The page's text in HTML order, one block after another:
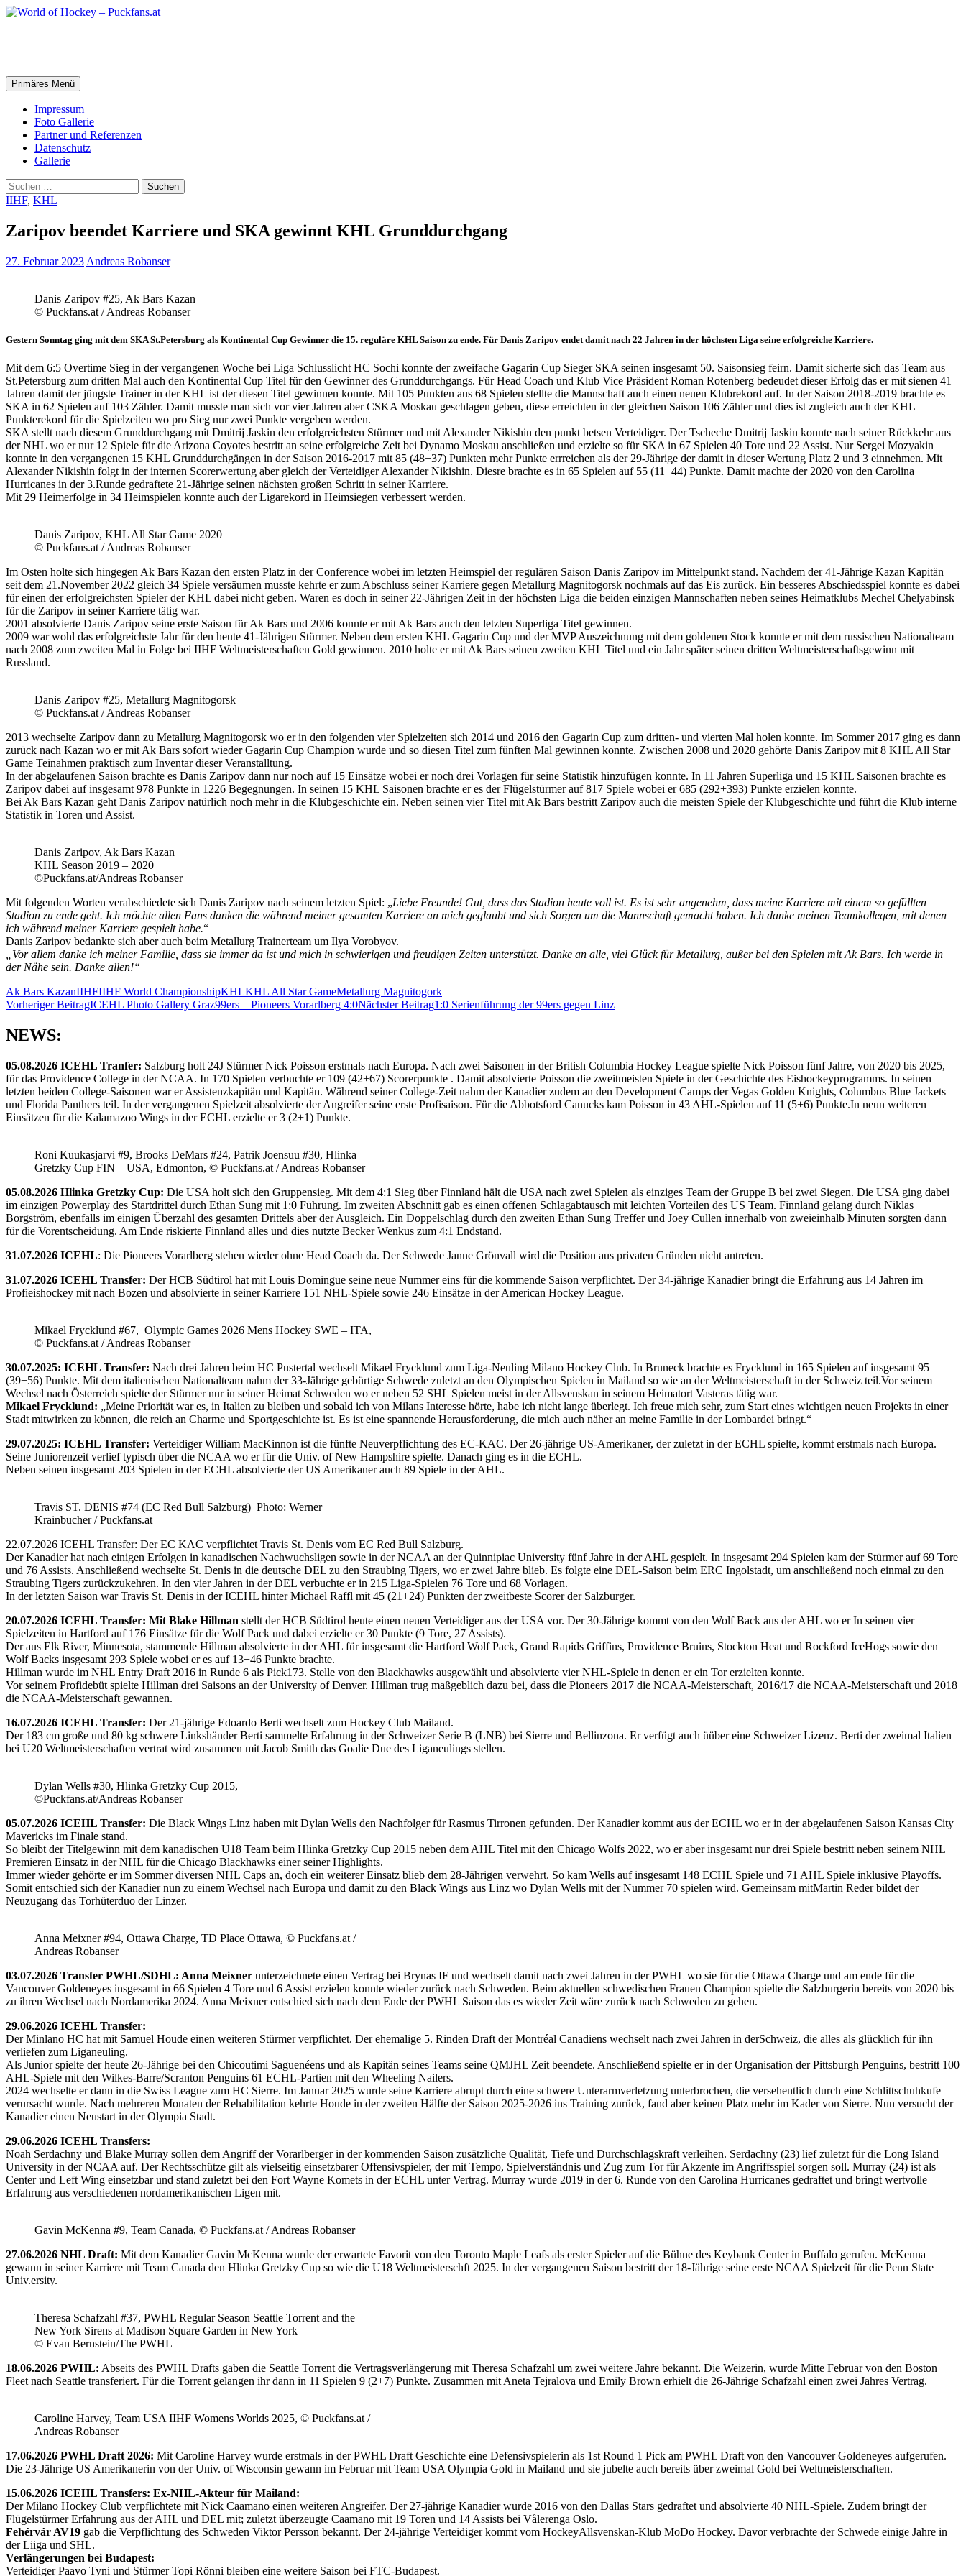
Zum
Suchen
Primäres Menü
Impressum
Foto Gallerie
Partner und Referenzen
Datenschutz
Gallerie
Suchen
nach:
IIHF, KHL
Zaripov beendet Karriere und SKA gewinnt KHL Grunddurchgang
27. Februar 2023 Andreas Robanser
Danis Zaripov #25, Ak Bars Kazan
© Puckfans.at / Andreas Robanser
Gestern Sonntag ging mit dem SKA St.Petersburg als Kontinental Cup Gewinner die 15. reguläre KHL Saison zu ende. Für Danis Zaripov endet damit nach 22 Jahren in der höchsten Liga seine erfolgreiche Karriere.
Mit dem 6:5 Overtime Sieg in der vergangenen Woche bei Liga Schlusslicht HC Sochi konnte der zweifache Gagarin Cup Sieger SKA seinen insgesamt 50. Saisonsieg feirn. Damit sicherte sich das Team aus
St.Petersburg zum dritten Mal auch den Kontinental Cup Titel für den Gewinner des Grunddurchgangs. Für Head Coach und Klub Vice Präsident Roman Rotenberg bedeudet dieser Erfolg das er mit sienen 41
Jahren damit der jüngste Trainer in der KHL ist der diesen Titel gewinnen konnte. Mit 105 Punkten aus 68 Spielen stellte die Mannschaft auch einen neuen Klubrekord auf. In der Saison 2018-2019 brachte es
SKA in 62 Spielen auf 103 Zähler. Damit musste man sich vor vier Jahren aber CSKA Moskau geschlagen geben, diese erreichten in der gleichen Saison 106 Zähler und dies ist zugleich auch der KHL
Punkterekord für die Spielzeiten wo pro Sieg nur zwei Punkte vergeben werden.
SKA stellt nach diesem Grunddurchgang mit Dmitrij Jaskin den erfolgreichsten Stürmer und mit Alexander Nikishin den punkt betsen Verteidiger. Der Tscheche Dmitrij Jaskin konnte nach seiner Rückkehr aus
der NHL wo er nur 12 Spiele für die Arizona Coyotes bestritt an seine erfolgreiche Zeit bei Dynamo Moskau anschließen und erzielte so für SKA in 67 Spielen 40 Tore und 22 Assist. Nur Sergei Mozyakin
konnte in den vergangenen 15 KHL Grunddurchgängen in der Saison 2016-2017 mit 85 (48+37) Punkten mehr Punkte errreichen als der 29-Jährige der damit in dieser Wertung Platz 2 und 3 einnehmen. Mit
Alexander Nikishin folgt in der internen Scorerwertung aber gleich der Verteidiger Alexander Nikishin. Diesre brachte es in 65 Spielen auf 55 (11+44) Punkte. Damit machte der 2020 von den Carolina
Hurricanes in der 3.Runde gedraftete 21-Jährige seinen nächsten großen Schritt in seiner Karriere.
Mit 29 Heimerfolge in 34 Heimspielen konnte auch der Ligarekord in Heimsiegen verbessert werden.
Danis Zaripov, KHL All Star Game 2020
© Puckfans.at / Andreas Robanser
Im Osten holte sich hingegen Ak Bars Kazan den ersten Platz in der Conference wobei im letzten Heimspiel der regulären Saison Danis Zaripov im Mittelpunkt stand. Nachdem der 41-Jährige Kazan Kapitän
seit dem 21.November 2022 gleich 34 Spiele versäumen musste kehrte er zum Abschluss seiner Karriere gegen Metallurg Magnitogorsk nochmals auf das Eis zurück. Ein besseres Abschiedsspiel konnte es dabei
für einen der erfolgreichsten Spieler der KHL dabei nicht geben. Waren es doch in seiner 22-Jährigen Zeit in der höchsten Liga die beiden einzigen Mannschaften neben seines Heimatklubs Mechel Chelyabinsk
für die Zaripov in seiner Karriere tätig war.
2001 absolvierte Danis Zaripov seine erste Saison für Ak Bars und 2006 konnte er mit Ak Bars auch den letzten Superliga Titel gewinnen.
2009 war wohl das erfolgreichste Jahr für den heute 41-Jährigen Stürmer. Neben dem ersten KHL Gagarin Cup und der MVP Auszeichnung mit dem goldenen Stock konnte er mit dem russischen Nationalteam
nach 2008 zum zweiten Mal in Folge bei IIHF Weltmeisterschaften Gold gewinnen. 2010 holte er mit Ak Bars seinen zweiten KHL Titel und ein Jahr später seinen dritten Weltmeisterschaftsgewinn mit
Russland.
Danis Zaripov #25, Metallurg Magnitogorsk
© Puckfans.at / Andreas Robanser
2013 wechselte Zaripov dann zu Metallurg Magnitogorsk wo er in den folgenden vier Spielzeiten sich 2014 und 2016 den Gagarin Cup zum dritten- und vierten Mal holen konnte. Im Sommer 2017 ging es dann
zurück nach Kazan wo er mit Ak Bars sofort wieder Gagarin Cup Champion wurde und so diesen Titel zum fünften Mal gewinnen konnte. Zwischen 2008 und 2020 gehörte Danis Zaripov mit 8 KHL All Star
Game Teinahmen praktisch zum Inventar dieser Veranstalltung.
In der abgelaufenen Saison brachte es Danis Zaripov dann nur noch auf 15 Einsätze wobei er noch drei Vorlagen für seine Statistik hinzufügen konnte. In 11 Jahren Superliga und 15 KHL Saisonen brachte es
Zaripov dabei auf insgesamt 978 Punkte in 1226 Begegnungen. In seinen 15 KHL Saisonen brachte er es der Flügelstürmer auf 817 Spiele wobei er 685 (292+393) Punkte erzielen konnte.
Bei Ak Bars Kazan geht Danis Zaripov natürlich noch mehr in die Klubgeschichte ein. Neben seinen vier Titel mit Ak Bars bestritt Zaripov auch die meisten Spiele der Klubgeschichte und führt die Klub interne
Statistik in Toren und Assist.
Danis Zaripov, Ak Bars Kazan
KHL Season 2019 – 2020
©Puckfans.at/Andreas Robanser
Mit folgenden Worten verabschiedete sich Danis Zaripov nach seinem letzten Spiel: „Liebe Freunde! Gut, dass das Stadion heute voll ist. Es ist sehr angenehm, dass meine Karriere mit einem so gefüllten
Stadion zu ende geht. Ich möchte allen Fans danken die während meiner gesamten Karriere an mich geglaubt und sich Sorgen um die Mannschaft gemacht haben. Ich danke meinen Teamkollegen, mit denen
ich während meiner Karriere gespielt habe.“
Danis Zaripov bedankte sich aber auch beim Metallurg Trainerteam um Ilya Vorobyov.
„Vor allem danke ich meiner Familie, dass sie immer da ist und mich in schwierigen und freudigen Zeiten unterstützt. Danke an alle, viel Glück für Metallurg, außer bei den Spielen mit Ak Bars. Ich werde in
der Nähe sein. Danke allen!“
Ak Bars KazanIIHFIIHF World ChampionshipKHLKHL All Star GameMetallurg Magnitogork
Beitragsnavigation
Vorheriger BeitragICEHL Photo Gallery Graz99ers – Pioneers Vorarlberg 4:0Nächster Beitrag1:0 Serienführung der 99ers gegen Linz
NEWS:
05.08.2026 ICEHL Tranfer: Salzburg holt 24J Stürmer Nick Poisson erstmals nach Europa. Nach zwei Saisonen in der British Columbia Hockey League spielte Nick Poisson fünf Jahre, von 2020 bis 2025,
für das Providence College in der NCAA. In 170 Spielen verbuchte er 109 (42+67) Scorerpunkte . Damit absolvierte Poisson die zweitmeisten Spiele in der Geschichte des Eishockeyprogramms. In seinen
letzten beiden College-Saisonen war er Assistenzkapitän und Kapitän. Während seiner College-Zeit nahm der Kanadier zudem an den Development Camps der Vegas Golden Knights, Columbus Blue Jackets
und Florida Panthers teil. In der vergangenen Spielzeit absolvierte der Angreifer seine erste Profisaison. Für die Abbotsford Canucks kam Poisson in 43 AHL-Spielen auf 11 (5+6) Punkte.In neun weiteren
Einsätzen für die Kalamazoo Wings in der ECHL erzielte er 3 (2+1) Punkte.
Roni Kuukasjarvi #9, Brooks DeMars #24, Patrik Joensuu #30, Hlinka
Gretzky Cup FIN – USA, Edmonton, © Puckfans.at / Andreas Robanser
05.08.2026 Hlinka Gretzky Cup: Die USA holt sich den Gruppensieg. Mit dem 4:1 Sieg über Finnland hält die USA nach zwei Spielen als einziges Team der Gruppe B bei zwei Siegen. Die USA ging dabei
im einzigen Powerplay des Startdrittel durch Ethan Sung mit 1:0 Führung. Im zweiten Abschnitt gab es einen offenen Schlagabtausch mit leichten Vorteilen des US Team. Finnland gelang durch Niklas
Borgström, ebenfalls im einigen Überzahl des gesamten Drittels aber der Ausgleich. Ein Doppelschlag durch den zweiten Ethan Sung Treffer und Joey Cullen innerhalb von zweieinhalb Minuten sorgten dann
für die Vorentscheidung. Am Ende riskierte Finnland alles und dies nutzte Becker Wenkus zum 4:1 Endstand.
31.07.2026 ICEHL: Die Pioneers Vorarlberg stehen wieder ohne Head Coach da. Der Schwede Janne Grönvall wird die Position aus privaten Gründen nicht antreten.
31.07.2026 ICEHL Transfer: Der HCB Südtirol hat mit Louis Domingue seine neue Nummer eins für die kommende Saison verpflichtet. Der 34-jährige Kanadier bringt die Erfahrung aus 14 Jahren im
Profieishockey mit nach Bozen und absolvierte in seiner Karriere 151 NHL-Spiele sowie 246 Einsätze in der American Hockey League.
Mikael Frycklund #67, Olympic Games 2026 Mens Hockey SWE – ITA,
© Puckfans.at / Andreas Robanser
30.07.2025: ICEHL Transfer: Nach drei Jahren beim HC Pustertal wechselt Mikael Frycklund zum Liga-Neuling Milano Hockey Club. In Bruneck brachte es Frycklund in 165 Spielen auf insgesamt 95
(39+56) Punkte. Mit dem italienischen Nationalteam nahm der 33-Jährige gebürtige Schwede zuletzt an den Olympischen Spielen in Mailand so wie an der Weltmeisterschaft in der Schweiz teil.Vor seinem
Wechsel nach Österreich spielte der Stürmer nur in seiner Heimat Schweden wo er neben 52 SHL Spielen meist in der Allsvenskan in seinem Heimatort Vasteras tätig war.
Mikael Frycklund: „Meine Priorität war es, in Italien zu bleiben und sobald ich von Milans Interesse hörte, habe ich nicht lange überlegt. Ich freue mich sehr, zum Start eines wichtigen neuen Projekts in einer
Stadt mitwirken zu können, die reich an Charme und Sportgeschichte ist. Es ist eine spannende Herausforderung, die mich auch näher an meine Familie in der Lombardei bringt.“
29.07.2025: ICEHL Transfer: Verteidiger William MacKinnon ist die fünfte Neuverpflichtung des EC-KAC. Der 26-jährige US-Amerikaner, der zuletzt in der ECHL spielte, kommt erstmals nach Europa.
Seine Juniorenzeit verlief typisch über die NCAA wo er für die Univ. of New Hampshire spielte. Danach ging es in die ECHL.
Neben seinen insgesamt 203 Spielen in der ECHL absolvierte der US Amerikaner auch 89 Spiele in der AHL.
Travis ST. DENIS #74 (EC Red Bull Salzburg) Photo: Werner
Krainbucher / Puckfans.at
22.07.2026 ICEHL Transfer: Der EC KAC verpflichtet Travis St. Denis vom EC Red Bull Salzburg.
Der Kanadier hat nach einigen Erfolgen in kanadischen Nachwuchsligen sowie in der NCAA an der Quinnipiac University fünf Jahre in der AHL gespielt. In insgesamt 294 Spielen kam der Stürmer auf 69 Tore
und 76 Assists. Anschließend wechselte St. Denis in die deutsche DEL zu den Straubing Tigers, wo er zwei Jahre blieb. Es folgte eine DEL-Saison beim ERC Ingolstadt, um anschließend noch einmal zu den
Straubing Tigers zurückzukehren. In den vier Jahren in der DEL verbuchte er in 215 Liga-Spielen 76 Tore und 68 Vorlagen.
In der letzten Saison war Travis St. Denis in der ICEHL hinter Michael Raffl mit 45 (21+24) Punkten der zweitbeste Scorer der Salzburger.
20.07.2026 ICEHL Transfer: Mit Blake Hillman stellt der HCB Südtirol heute einen neuen Verteidiger aus der USA vor. Der 30-Jährige kommt von den Wolf Back aus der AHL wo er In seinen vier
Spielzeiten in Hartford auf 176 Einsätze für die Wolf Pack und dabei erzielte er 30 Punkte (9 Tore, 27 Assists).
Der aus Elk River, Minnesota, stammende Hillman absolvierte in der AHL für insgesamt die Hartford Wolf Pack, Grand Rapids Griffins, Providence Bruins, Stockton Heat und Rockford IceHogs sowie den
Wolf Backs insgesamt 293 Spiele wobei er es auf 13+46 Punkte brachte.
Hillman wurde im NHL Entry Draft 2016 in Runde 6 als Pick173. Stelle von den Blackhawks ausgewählt und absolvierte vier NHL-Spiele in denen er ein Tor erzielten konnte.
Vor seinem Profidebüt spielte Hillman drei Saisons an der University of Denver. Hillman trug maßgeblich dazu bei, dass die Pioneers 2017 die NCAA-Meisterschaft, 2016/17 die NCAA-Meisterschaft und 2018
die NCAA-Meisterschaft gewannen.
16.07.2026 ICEHL Transfer: Der 21-jährige Edoardo Berti wechselt zum Hockey Club Mailand.
Der 183 cm große und 80 kg schwere Linkshänder Berti sammelte Erfahrung in der Schweizer Serie B (LNB) bei Sierre und Bellinzona. Er verfügt auch üüber eine Schweizer Lizenz. Berti der zweimal Italien
bei U20 Weltmeisterschaften vertrat wird zusammen mit Jacob Smith das Goalie Due des Liganeulings stellen.
Dylan Wells #30, Hlinka Gretzky Cup 2015,
©Puckfans.at/Andreas Robanser
05.07.2026 ICEHL Transfer: Die Black Wings Linz haben mit Dylan Wells den Nachfolger für Rasmus Tirronen gefunden. Der Kanadier kommt aus der ECHL wo er in der abgelaufenen Saison Kansas City
Mavericks im Finale stand.
So bleibt der Titelgewinn mit dem kanadischen U18 Team beim Hlinka Gretzky Cup 2015 neben dem AHL Titel mit den Chicago Wolfs 2022, wo er aber insgesamt nur drei Spiele bestritt neben seinem NHL
Premieren Einsatz in der NHL für die Chicago Blackhawks einer seiner Highlights.
Immer wieder gehörte er im Sommer diversen NHL Caps an, doch ein weiterer Einsatz blieb dem 28-Jährigen verwehrt. So kam Wells auf insgesamt 148 ECHL Spiele und 71 AHL Spiele inklusive Playoffs.
Somit entschied sich der Kanadier nun zu einem Wechsel nach Europa und damit zu den Black Wings aus Linz wo Dylan Wells mit der Nummer 70 spielen wird. Gemeinsam mitMartin Reder bildet der
Neuzugang das Torhüterduo der Linzer.
Anna Meixner #94, Ottawa Charge, TD Place Ottawa, © Puckfans.at /
Andreas Robanser
03.07.2026 Transfer PWHL/SDHL: Anna Meixner unterzeichnete einen Vertrag bei Brynas IF und wechselt damit nach zwei Jahren in der PWHL wo sie für die Ottawa Charge und am ende für die
Vancouver Goldeneyes insgesamt in 66 Spielen 4 Tore und 6 Assist erzielen konnte wieder zurück nach Schweden. Beim aktuellen schwedischen Frauen Champion spielte die Salzburgerin bereits von 2020 bis
zu ihren Wechsel nach Nordamerika 2024. Anna Meixner entschied sich nach dem Ende der PWHL Saison das es wieder Zeit wäre zurück nach Schweden zu gehen.
29.06.2026 ICEHL Transfer:
Der Minlano HC hat mit Samuel Houde einen weiteren Stürmer verpflichtet. Der ehemalige 5. Rinden Draft der Montréal Canadiens wechselt nach zwei Jahren in derSchweiz, die alles als glücklich für ihn
verliefen zum Liganeuling.
Als Junior spielte der heute 26-Jährige bei den Chicoutimi Saguenéens und als Kapitän seines Teams seine QMJHL Zeit beendete. Anschließend spielte er in der Organisation der Pittsburgh Penguins, bestritt 100
AHL-Spiele mit den Wilkes-Barre/Scranton Penguins 61 ECHL-Partien mit den Wheeling Nailers.
2024 wechselte er dann in die Swiss League zum HC Sierre. Im Januar 2025 wurde seine Karriere abrupt durch eine schwere Unterarmverletzung unterbrochen, die versehentlich durch eine Schlittschuhkufe
verursacht wurde. Nach mehreren Monaten der Rehabilitation kehrte Houde in der zweiten Hälfte der Saison 2025-2026 ins Training zurück, fand aber keinen Platz mehr im Kader von Sierre. Nun versucht der
Kanadier einen Neustart in der Olympia Stadt.
29.06.2026 ICEHL Transfers:
Noah Serdachny und Blake Murray sollen dem Angriff der Vorarlberger in der kommenden Saison zusätzliche Qualität, Tiefe und Durchschlagskraft verleihen. Serdachny (23) lief zuletzt für die Long Island
University in der NCAA auf. Der Rechtsschütze gilt als vielseitig einsetzbarer Offensivspieler, der mit Tempo, Spielverständnis und Zug zum Tor für Akzente im Angriffsspiel sorgen soll. Murray (24) ist als
Center und Left Wing einsetzbar und stand zuletzt bei den Fort Wayne Komets in der ECHL unter Vertrag. Murray wurde 2019 in der 6. Runde von den Carolina Hurricanes gedraftet und bringt wertvolle
Erfahrung aus verschiedenen nordamerikanischen Ligen mit.
Gavin McKenna #9, Team Canada, © Puckfans.at / Andreas Robanser
27.06.2026 NHL Draft: Mit dem Kanadier Gavin McKenna wurde der erwartete Favorit von den Toronto Maple Leafs als erster Spieler auf die Bühne des Keybank Center in Buffalo gerufen. McKenna
gewann in seiner Karriere mit Team Canada den Hlinka Gretzky Cup so wie die U18 Weltmeisterschft 2025. In der vergangenen Saison bestritt der 18-Jährige seine erste NCAA Spielzeit für die Penn State
Univ.ersity.
Theresa Schafzahl #37, PWHL Regular Season Seattle Torrent and the
New York Sirens at Madison Square Garden in New York
© Evan Bernstein/The PWHL
18.06.2026 PWHL: Abseits des PWHL Drafts gaben die Seattle Torrent die Vertragsverlängerung mit Theresa Schafzahl um zwei weitere Jahre bekannt. Die Weizerin, wurde Mitte Februar von den Boston
Fleet nach Seattle transferiert. Für die Torrent gelangen ihr dann in 11 Spielen 9 (2+7) Punkte. Zusammen mit Aneta Tejralova und Emily Brown erhielt die 26-Jährige Schafzahl einen zwei Jahres Vertrag.
Caroline Harvey, Team USA IIHF Womens Worlds 2025, © Puckfans.at /
Andreas Robanser
17.06.2026 PWHL Draft 2026: Mit Caroline Harvey wurde erstmals in der PWHL Draft Geschichte eine Defensivspielerin als 1st Round 1 Pick am PWHL Draft von den Vancouver Goldeneyes aufgerufen.
Die 23-Jährige US Amerikanerin von der Univ. of Wisconsin gewann im Februar mit Team USA Olympia Gold in Mailand und sie jubelte auch bereits über zweimal Gold bei Weltmeisterschaften.
15.06.2026 ICEHL Transfers: Ex-NHL-Akteur für Mailand:
Der Milano Hockey Club verpflichtete mit Nick Caamano einen weiteren Angreifer. Der 27-jährige Kanadier wurde 2016 von den Dallas Stars gedraftet und absolvierte 40 NHL-Spiele. Zudem bringt der
Flügelstürmer Erfahrung aus der AHL und DEL mit; zuletzt überzeugte Caamano mit 19 Toren und 14 Assists bei Vålerenga Oslo.
Fehérvár AV19 gab die Verpflichtung des Schweden Viktor Persson bekannt. Der 24-jährige Verteidiger kommt vom HockeyAllsvenskan-Klub MoDo Hockey. Davor verbrachte der Schwede einige Jahre in
der Liiga und SHL.
Verlängerungen bei Budapest:
Verteidiger Paavo Tyni und Stürmer Topi Rönni bleiben eine weitere Saison bei FTC-Budapest.